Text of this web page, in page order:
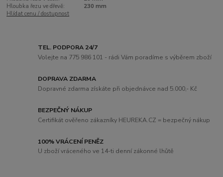
Hloubka řezu ve dřevě:
230 mm
Hlídat cenu / dostupnost
TEL. PODPORA 24/7
Volejte na 775 986 101 - rádi Vám poradíme s výběrem zboží
DOPRAVA ZDARMA
Dopravné zdarma získáte při objednávce nad 5.000,- Kč
BEZPEČNÝ NÁKUP
Certifikát ověřeno zákazníky HEUREKA.CZ = bezpečný nákup
100% VRÁCENÍ PENĚZ
U zboží vráceného ve 14-ti denní zákonné lhůtě